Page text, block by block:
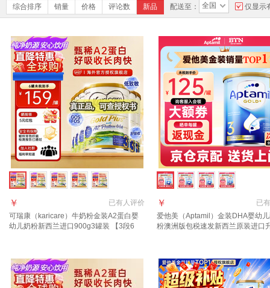
综合排序 销量 价格 评论数 新品 配送至： 全国 仅显示
已有人评价
￥
可瑞康（karicare）牛奶粉金装A2蛋白婴
幼儿奶粉新西兰进口900g3罐装 【3段6
已有
￥
爱他美（Aptamil）金装DHA婴幼
粉澳洲版包税速发新西兰原装进口